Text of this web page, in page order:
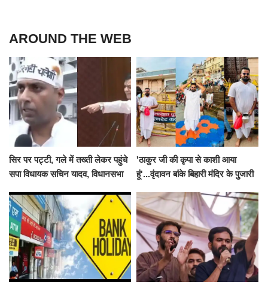
AROUND THE WEB
सिर पर पट्टी, गले में तख्ती लेकर पहुंचे
सपा विधायक सचिन यादव, विधानसभा
निलंबित
'ठाकुर जी की कृपा से काशी आया
हूं'...वृंदावन बांके बिहारी मंदिर के पुजारी
जलाभिषेक